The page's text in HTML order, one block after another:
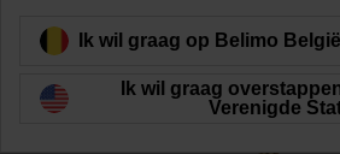
Ik wil graag op Belimo
Ik wil graag
Verenigde